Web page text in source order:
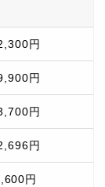
円
円
円
円
円